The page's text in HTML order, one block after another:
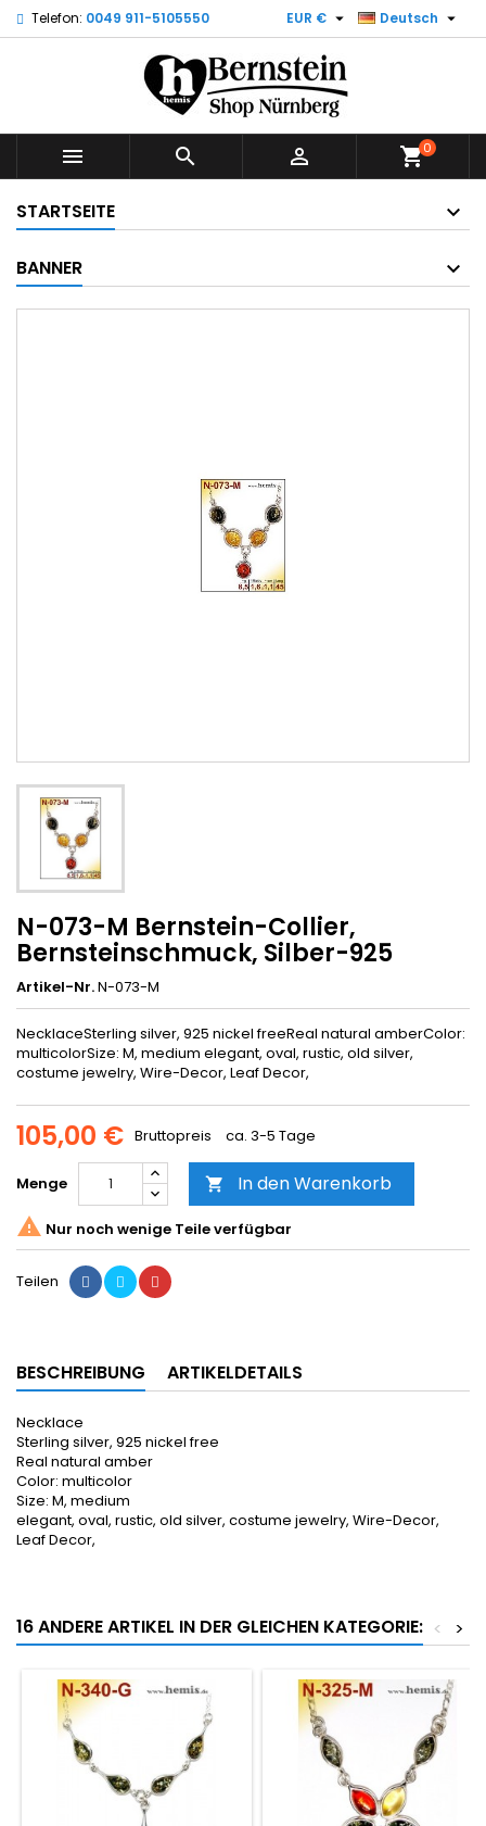
Telefon: 0049 911-5105550 Deutsch 
EUR € 
   shopping_cart0
STARTSEITE
BANNER
N-073-M Bernstein-Collier,
Bernsteinschmuck, Silber-925
Artikel-Nr.N-073-M
NecklaceSterling silver, 925 nickel freeReal natural amberColor:
multicolorSize: M, medium elegant, oval, rustic, old silver,
costume jewelry, Wire-Decor, Leaf Decor,
105,00 € Bruttopreis ca. 3-5 Tage
Menge  In den Warenkorb
 Nur noch wenige Teile verfügbar
Teilen
BESCHREIBUNG ARTIKELDETAILS
Necklace
Sterling silver, 925 nickel free
Real natural amber
Color: multicolor
Size: M, medium
elegant, oval, rustic, old silver, costume jewelry, Wire-Decor,
Leaf Decor,
16 ANDERE ARTIKEL IN DER GLEICHEN KATEGORIE: >
<